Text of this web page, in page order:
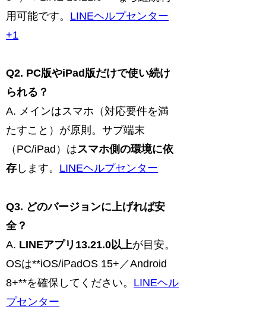
用可能です。 LINEヘルプセンター
+1
Q2. PC版やiPad版だけで使い続け
られる？
A. メインはスマホ（対応要件を満
たすこと）が原則。サブ端末
（PC/iPad）はスマホ側の環境に依
存 します。 LINEヘルプセンター
Q3. どのバージョンに上げれば安
全？
A. LINEアプリ13.21.0以上が目安。
OSは**iOS/iPadOS 15+／Android
8+**を確保してください。 LINEヘル
プセンター